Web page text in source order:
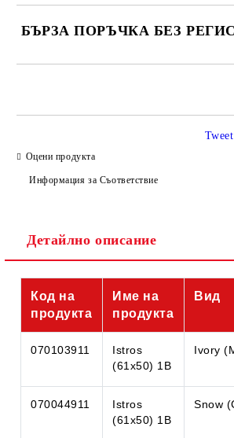
БЪРЗА ПОРЪЧКА БЕЗ
Ние ще се свържем с вас в рамките на
Оцени продукта
Информация за Съответствие
Tweet
Детайлно описание
Код на
продукта
Име на
продукта
Вид
070103911
Istros
(61x50) 1B
Ivory
070044911
Istros
(61x50) 1B
Snow